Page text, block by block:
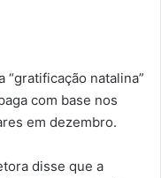
natalina”
com base nos
em dezembro.
disse que a